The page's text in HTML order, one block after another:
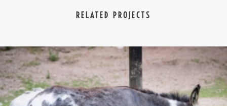
RELATED PROJECTS